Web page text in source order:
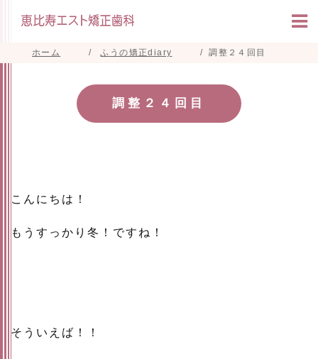
ホーム ふうの矯正diary 調整２４回目
調整２４回目
こんにちは！
もうすっかり冬！ですね！
そういえば！！